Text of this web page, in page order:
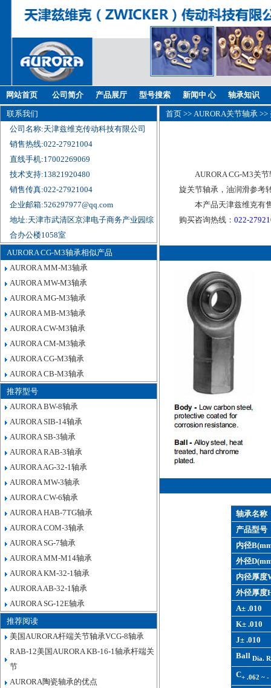
网站首页 公司简介 产品展厅 型号搜索 新闻中 心 轴承知识
联系我们
公司名称:天津兹维克传动科技有限公司
销售热线:022-27921004
直线手机:17002269069
技术支持:13821920480
销售传真:022-27921004
企业邮箱:526297977@qq.com
地址:天津市武清区京津电子商务产业园综
合办公楼1058室
AURORA CG-M3轴承相似产品
AURORA MM-M3轴承
AURORA MW-M3轴承
AURORA MG-M3轴承
AURORA MB-M3轴承
AURORA CW-M3轴承
AURORA CM-M3轴承
AURORA CG-M3轴承
AURORA CB-M3轴承
推荐型号
AURORA BW-8轴承
AURORA SIB-14轴承
AURORA SB-3轴承
AURORA RAB-3轴承
AURORA AG-32-1轴承
AURORA MW-3轴承
AURORA CW-6轴承
AURORA HAB-7TG轴承
AURORA COM-3轴承
AURORA SG-7轴承
AURORA MM-M14轴承
AURORA KM-32-1轴承
AURORA AB-32-1轴承
AURORA SG-12E轴承
推荐阅读
美国AURORA杆端关节轴承VCG-8轴承
RAB-12美国AURORA KB-16-1轴承杆端关
节
AURORA陶瓷轴承的优点
首页 >> AURORA关节轴承 >>
AURORA CG-M3关
旋关节轴承，油润滑参考
本产品天津兹维克有
购买咨询热线：022-
轴承名称
产品型号
内径
外径
内径厚度
外径厚度
A± .010
K± .010
J± .010
BallDia.
C+ .062 ~ -